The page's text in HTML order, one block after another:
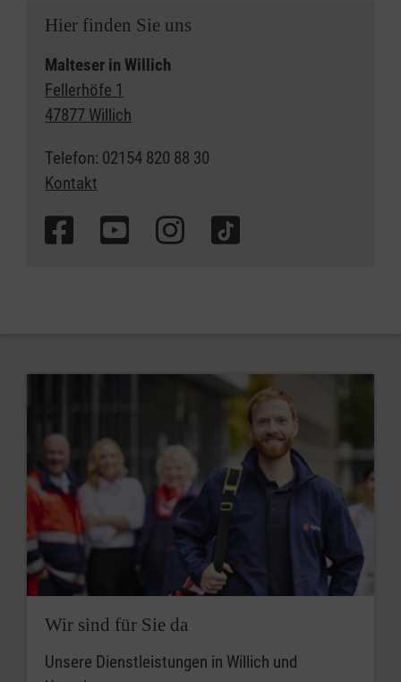
Hier finden Sie uns
Malteser in Willich
Fellerhöfe 1
47877 Willich
Telefon: 02154 820 88 30
Kontakt
Wir sind für Sie da
Unsere Dienstleistungen in Willich und